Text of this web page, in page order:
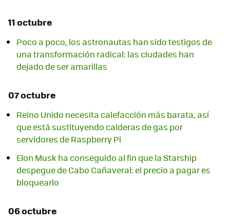
11 octubre
Poco a poco, los astronautas han sido testigos de
una transformación radical: las ciudades han
dejado de ser amarillas
07 octubre
Reino Unido necesita calefacción más barata, así
que está sustituyendo calderas de gas por
servidores de Raspberry Pi
Elon Musk ha conseguido al fin que la Starship
despegue de Cabo Cañaveral: el precio a pagar es
bloquearlo
06 octubre